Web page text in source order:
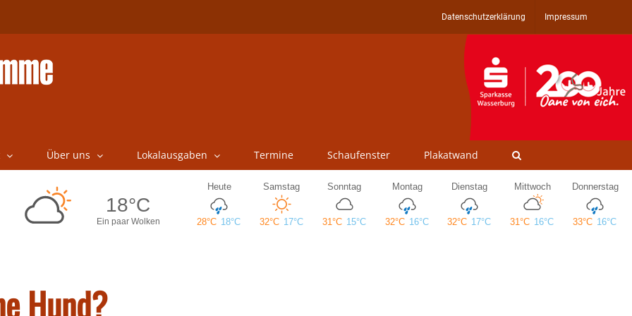
Datenschutzerklärung Impressum
Über uns Lokalausgaben Termine Schaufenster Plakatwand
Hund?